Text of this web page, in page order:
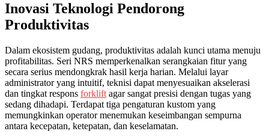
Inovasi Teknologi Pendorong
Produktivitas
Dalam ekosistem gudang, produktivitas adalah kunci utama menuju
profitabilitas. Seri NRS memperkenalkan serangkaian fitur yang
secara serius mendongkrak hasil kerja harian. Melalui layar
administrator yang intuitif, teknisi dapat menyesuaikan akselerasi
dan tingkat respons forklift agar sangat presisi dengan tugas yang
sedang dihadapi. Terdapat tiga pengaturan kustom yang
memungkinkan operator menemukan keseimbangan sempurna
antara kecepatan, ketepatan, dan keselamatan.